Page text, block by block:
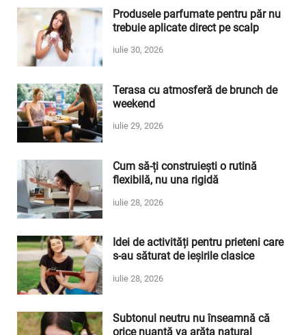
Produsele parfumate pentru păr nu
trebuie aplicate direct pe scalp
iulie 30, 2026
Terasa cu atmosferă de brunch de
weekend
iulie 29, 2026
Cum să-ți construiești o rutină
flexibilă, nu una rigidă
iulie 28, 2026
Idei de activități pentru prieteni care
s-au săturat de ieșirile clasice
iulie 28, 2026
Subtonul neutru nu înseamnă că
orice nuanță va arăta natural